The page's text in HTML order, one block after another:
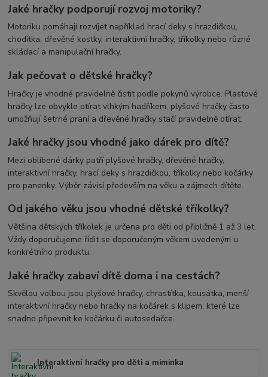
Jaké hračky podporují rozvoj motoriky?
Motoriku pomáhají rozvíjet například hrací deky s hrazdičkou,
chodítka, dřevěné kostky, interaktivní hračky, tříkolky nebo různé
skládací a manipulační hračky.
Jak pečovat o dětské hračky?
Hračky je vhodné pravidelně čistit podle pokynů výrobce. Plastové
hračky lze obvykle otírat vlhkým hadříkem, plyšové hračky často
umožňují šetrné praní a dřevěné hračky stačí pravidelně otírat.
Jaké hračky jsou vhodné jako dárek pro dítě?
Mezi oblíbené dárky patří plyšové hračky, dřevěné hračky,
interaktivní hračky, hrací deky s hrazdičkou, tříkolky nebo kočárky
pro panenky. Výběr závisí především na věku a zájmech dítěte.
Od jakého věku jsou vhodné dětské tříkolky?
Většina dětských tříkolek je určena pro děti od přibližně 1 až 3 let.
Vždy doporučujeme řídit se doporučeným věkem uvedeným u
konkrétního produktu.
Jaké hračky zabaví dítě doma i na cestách?
Skvělou volbou jsou plyšové hračky, chrastítka, kousátka, menší
interaktivní hračky nebo hračky na kočárek s klipem, které lze
snadno připevnit ke kočárku či autosedačce.
Interaktivní hračky pro děti a miminka